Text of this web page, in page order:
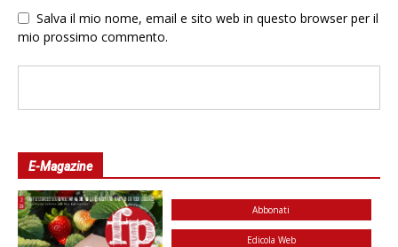
Salva il mio nome, email e sito web in questo browser per il
mio prossimo commento.
E-Magazine
Abbonati
Edicola Web